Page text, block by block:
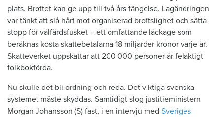
plats. Brottet kan ge upp till två års fängelse. Lagändringen
var tänkt att slå hårt mot ­organiserad ­brottslighet och sätta
stopp för välfärds­fusket – ett omfattande ­läckage som
beräknas kosta skattebetalarna 18 ­miljarder ­kronor varje år.
Skatte­verket uppskattar att 200 000 personer är ­felaktigt
folkbokförda.
Nu skulle det bli ordning och reda. Det viktiga svenska
systemet måste skyddas. Samtidigt slog justitieministern
Morgan Johansson (S) fast, i en intervju med Sveriges